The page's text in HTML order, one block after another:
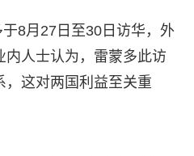
8月27日至30日访华，外
内人士认为，雷蒙多此访
，这对两国利益至关重